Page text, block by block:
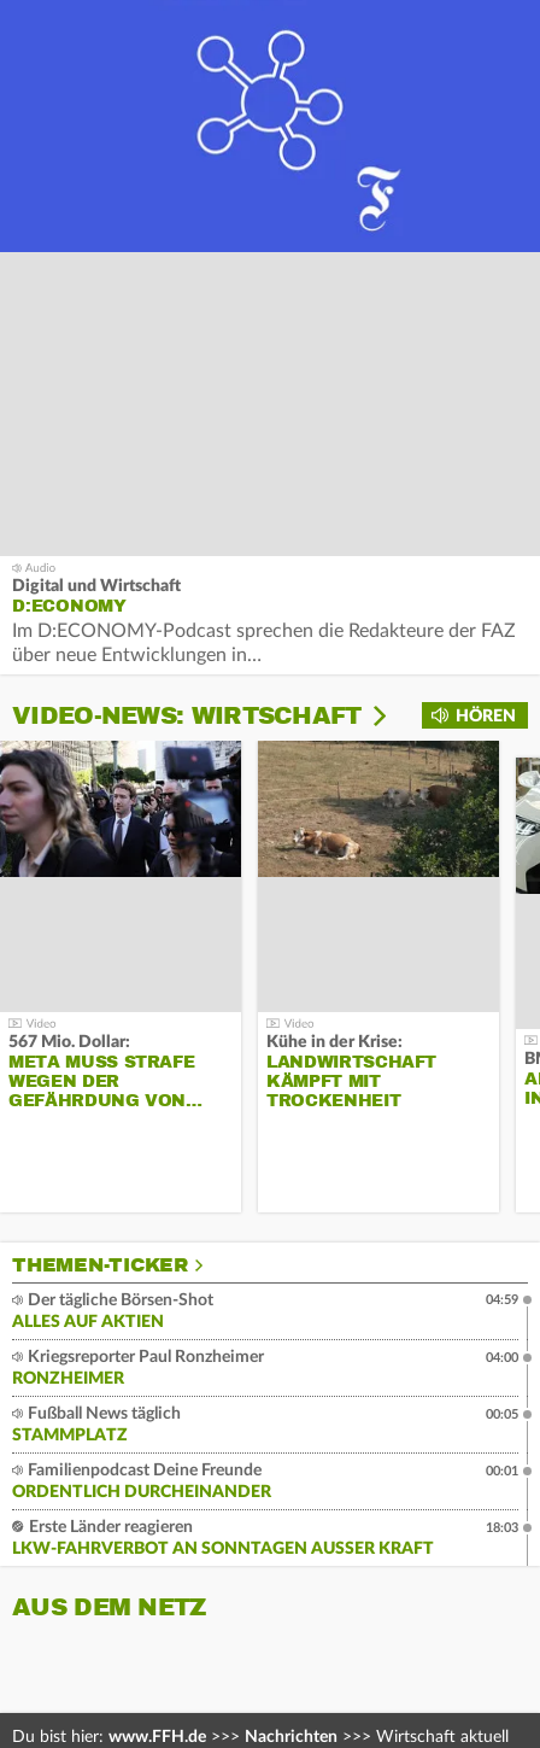
Digital und Wirtschaft
D:ECONOMY
Im D:ECONOMY-Podcast sprechen die Redakteure der FAZ
über neue Entwicklungen in…
HÖREN
VIDEO-NEWS: WIRTSCHAFT
567 Mio. Dollar:
META MUSS STRAFE
WEGEN DER
GEFÄHRDUNG VON…
Kühe in der Krise:
LANDWIRTSCHAFT
KÄMPFT MIT
TROCKENHEIT
THEMEN-TICKER
Der tägliche Börsen-Shot
ALLES AUF AKTIEN
04:59
Kriegsreporter Paul Ronzheimer
RONZHEIMER
04:00
Fußball News täglich
STAMMPLATZ
00:05
Familienpodcast Deine Freunde
ORDENTLICH DURCHEINANDER
00:01
Erste Länder reagieren
LKW-FAHRVERBOT AN SONNTAGEN AUSSER KRAFT
18:03
AUS DEM NETZ
Du bist hier: www.FFH.de >>> Nachrichten >>> Wirtschaft aktuell